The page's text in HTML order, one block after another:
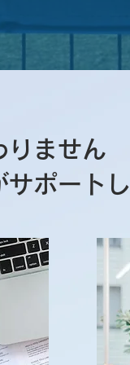
りません
サポート